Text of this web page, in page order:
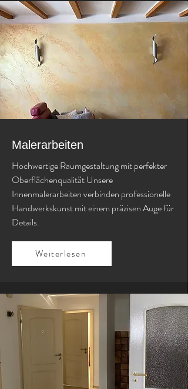
Malerarbeiten
Hochwertige Raumgestaltung mit perfekter
Oberflächenqualität Unsere
Innenmalerarbeiten verbinden professionelle
Handwerkskunst mit einem präzisen Auge für
Details.
Weiterlesen